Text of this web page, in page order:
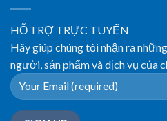
HỖ TRỢ TRỰC TUYẾN
Hãy giúp chúng tôi nhận ra
người, sản phẩm và dịch vụ của